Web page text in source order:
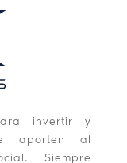
invertir y
aporten al
Siempre